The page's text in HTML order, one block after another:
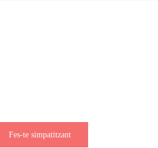
Fes-te simpatitzant